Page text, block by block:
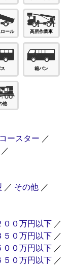
ール 高所作業車
箱バン
他
コースター ／
／
／ その他 ／
００万円以下 ／
５０万円以下 ／
００万円以下 ／
５０万円以下 ／